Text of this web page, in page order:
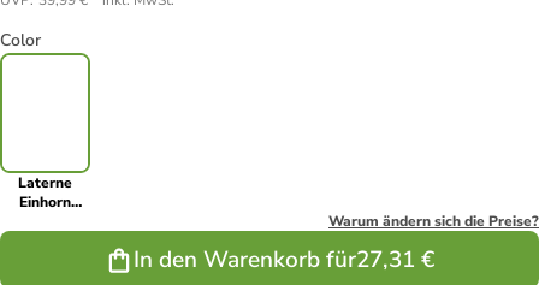
Color
Laterne
Einhorn
Warum ändern sich die Preise?
In den Warenkorb für27,31 €